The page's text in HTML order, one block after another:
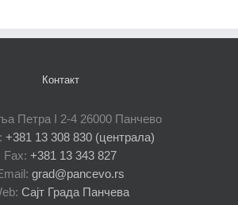
Контакт
Петра I 2-4 26000 Панчево
+381 13 308 830 (централа)
Fax: +381 13 343 827
grad@pancevo.rs
Сајт Града Панчева